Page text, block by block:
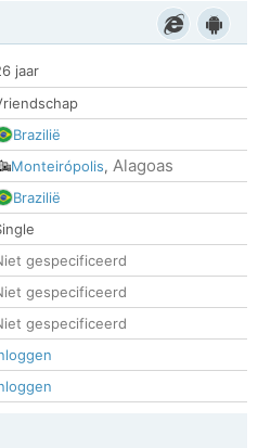
jaar
Brazilië
Monteirópolis, Alagoas
Brazilië
gespecificeerd
gespecificeerd
gespecificeerd